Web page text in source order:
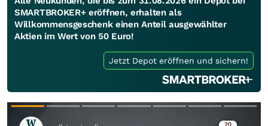
SMARTBROKER+ eröffnen, erhalten als
Willkommensgeschenk einen Anteil ausgewählter
Aktien im Wert von 50 Euro!
Jetzt Depot eröffnen und sichern!